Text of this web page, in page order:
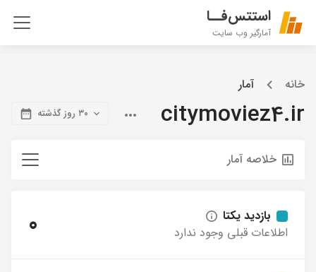
استتس‌فــا
آمارگیر وب سایت
خانه آمار
citymoviez4.ir ۳۰ روز گذشته
خلاصه آمار
بازدید یکتا
اطلاعات قبلی وجود ندارد
0